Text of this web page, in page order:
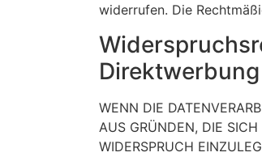
widerrufen. Die
Direktwerbung
WENN DIE
AUS GRÜNDEN, DIE SICH
WIDERSPRUCH